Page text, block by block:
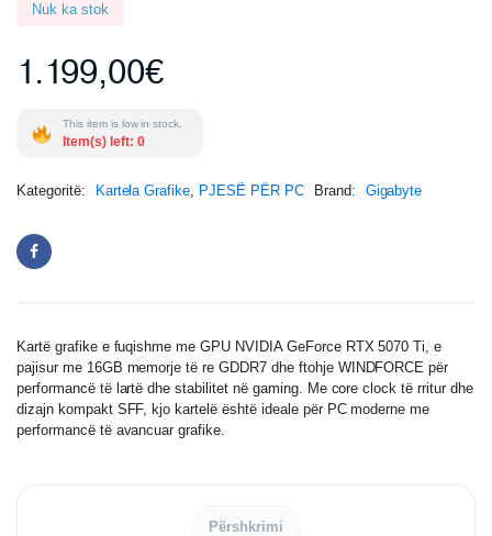
Nuk ka stok
1.199,00€
This item is low in stock.
Item(s) left: 0
Kategoritë: Kartela Grafike, PJESË PËR PC Brand: Gigabyte
Kartë grafike e fuqishme me GPU NVIDIA GeForce RTX 5070 Ti, e
pajisur me 16GB memorje të re GDDR7 dhe ftohje WINDFORCE për
performancë të lartë dhe stabilitet në gaming. Me core clock të rritur dhe
dizajn kompakt SFF, kjo kartelë është ideale për PC moderne me
performancë të avancuar grafike.
Përshkrimi